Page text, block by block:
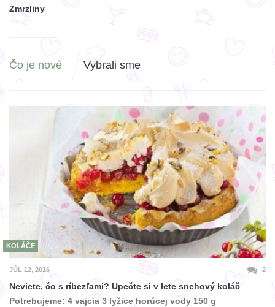
Zmrzliny
Čo je nové Vybrali sme
KOLÁČE
JÚL 12, 2016 2
Neviete, čo s ríbezľami? Upečte si v lete snehový koláč
Potrebujeme: 4 vajcia 3 lyžice horúcej vody 150 g